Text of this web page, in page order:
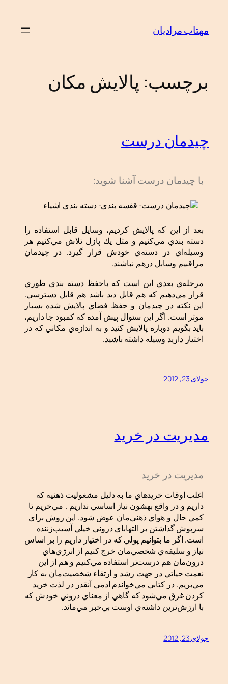
مهتاب مرادیان
برچسب: پالایش مکان
چیدمان درست
با چیدمان درست آشنا شويد:
بعد از اين كه پالايش كرديم، وسايل قابل استفاده را
دسته بندي مي‌كنيم و مثل يك پازل تلاش مي‌كنيم هر
وسيله‌اي در دسته‌ي خودش قرار گيرد. در چيدمان
مراقبيم وسابل درهم نباشند.
مرحله‌ي بعدي اين است كه باحفظ دسته بندي طوري
قرار مي‌دهيم كه هم قابل ديد باشد هم قابل دسترسي.
اين نكته در چيدمان و حفظ فضاي پالايش شده بسيار
موثر است. اگر اين سئوال پيش آمده كه كمبود جا داريم،
بايد بگويم دوباره پالايش كنيد و به اندازه‌ي مكاني كه در
اختيار داريد وسيله داشته باشيد.
جولای 23, 2012
مدیریت در خرید
مديريت در خريد
اغلب اوقات خريدهاي ما به دليل مشغوليت ذهنيه كه
داريم و در واقع بهشون نياز اساسي نداريم . مي‌خريم تا
كمي حال و هواي ذهني‌مان عوض شود. اين روش براي
سرپوش گذاشتن بر التهاباي دروني خيلي آسيب‌زننده
است. اگر ما بتوانيم پولي كه در اختيار داريم را بر اساس
نياز و سليقه‌ي شخصي‌مان خرج كنيم از انرژي‌هاي
درون‌مان هم درست‌تر استفاده مي‌كنيم و هم از اين
نعمت حياتي در جهت رشد و ارتقاء شخصيت‌مان به كار
مي‌بريم. در كتابي مي‌خواندم ادمي آنقدر در لذت خريد
كردن غرق مي‌شود كه گاهي از معناي دروني خودش كه
با ارزش‌ترين داشته‌ي اوست بي‌خبر مي‌ماند.
جولای 23, 2012